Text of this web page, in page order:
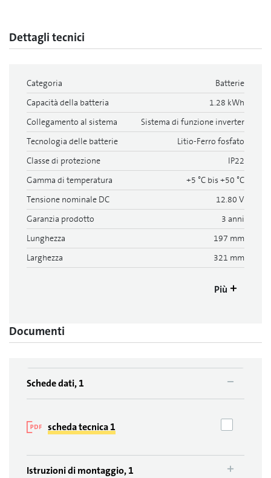
Dettagli tecnici
Categoria
Batterie
Capacità della batteria
1.28 kWh
Collegamento al sistema
Sistema di funzione inverter
Tecnologia delle batterie
Litio-Ferro fosfato
Classe di protezione
IP22
Gamma di temperatura
+5 °C bis +50 °C
Tensione nominale DC
12.80 V
Garanzia prodotto
3 anni
Lunghezza
197 mm
Larghezza
321 mm
Più
Documenti
Schede dati, 1
scheda tecnica 1
Istruzioni di montaggio, 1